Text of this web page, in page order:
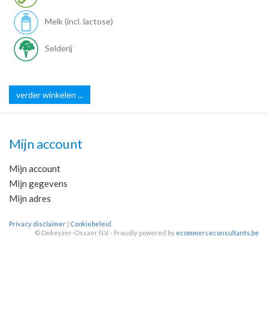
Melk (incl. lactose)
Selderij
verder winkelen ...
Mijn account
Mijn account
Mijn gegevens
Mijn adres
Privacy disclaimer | Cookiebeleid
© Dekeyzer-Ossaer N.V. - Proudly powered by ecommerceconsultants.be